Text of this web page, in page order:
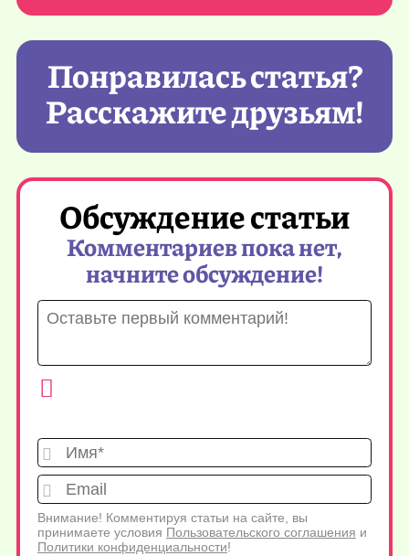
Понравилась статья?
Расскажите друзьям!
Обсуждение статьи
Комментариев пока нет,
начните обсуждение!
Имя*
Внимание! Комментируя статьи на сайте, вы
принимаете условия Пользовательского соглашения и
Политики конфиденциальности!